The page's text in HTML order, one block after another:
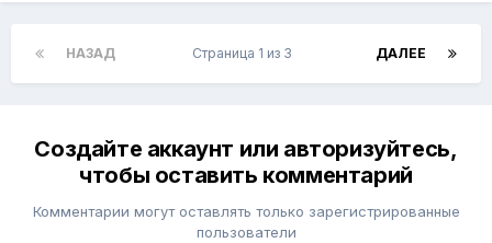
НАЗАД ДАЛЕЕ
Страница 1 из 3
Создайте аккаунт или авторизуйтесь,
чтобы оставить комментарий
Комментарии могут оставлять только зарегистрированные
пользователи